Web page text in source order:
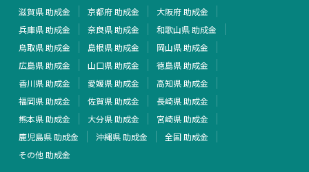
滋賀県 助成金
京都府 助成金
大阪府 助成金
兵庫県 助成金
奈良県 助成金
和歌山県 助成金
鳥取県 助成金
島根県 助成金
岡山県 助成金
広島県 助成金
山口県 助成金
徳島県 助成金
香川県 助成金
愛媛県 助成金
高知県 助成金
福岡県 助成金
佐賀県 助成金
長崎県 助成金
熊本県 助成金
大分県 助成金
宮崎県 助成金
鹿児島県 助成金
沖縄県 助成金
全国 助成金
その他 助成金